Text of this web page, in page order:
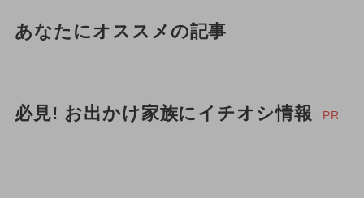
あなたにオススメの記事
必見! お出かけ家族にイチオシ情報 PR